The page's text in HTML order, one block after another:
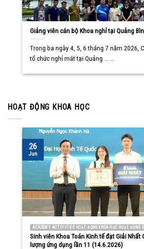
Giảng viên cán bộ Khoa nghỉ tại Quảng
Trong ba ngày 4, 5, 6 tháng 7 năm 2026,
tổ chức nghỉ mát tại Quảng ... ...
HOẠT ĐỘNG KHOA HỌC
ACADEMY ACTIVITIES HOẠT ĐỘNG KHOA HỌC HOẠT ĐỘNG
Sinh viên Khoa Toán Kinh tế đạt Giải Nhất
lượng ứng dụng lần 11 (14.6.2026)
26
Jun